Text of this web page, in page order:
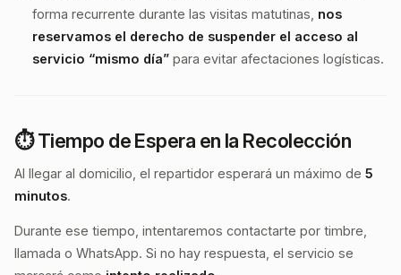
forma recurrente durante las visitas matutinas, nos
reservamos el derecho de suspender el acceso al
servicio “mismo día” para evitar afectaciones logísticas.
⏱️Tiempo de Espera en la Recolección
Al llegar al domicilio, el repartidor esperará un máximo de 5
minutos.
Durante ese tiempo, intentaremos contactarte por timbre,
llamada o WhatsApp. Si no hay respuesta, el servicio se